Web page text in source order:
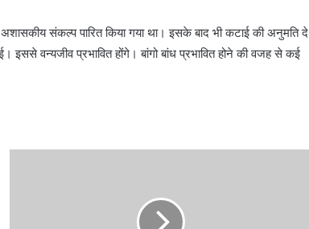
संकल्प पारित किया गया था। इसके बाद भी कटाई की अनुमति दे
वन्यजीव प्रभावित होंगे। बांगो बांध प्रभावित होने की वजह से कई